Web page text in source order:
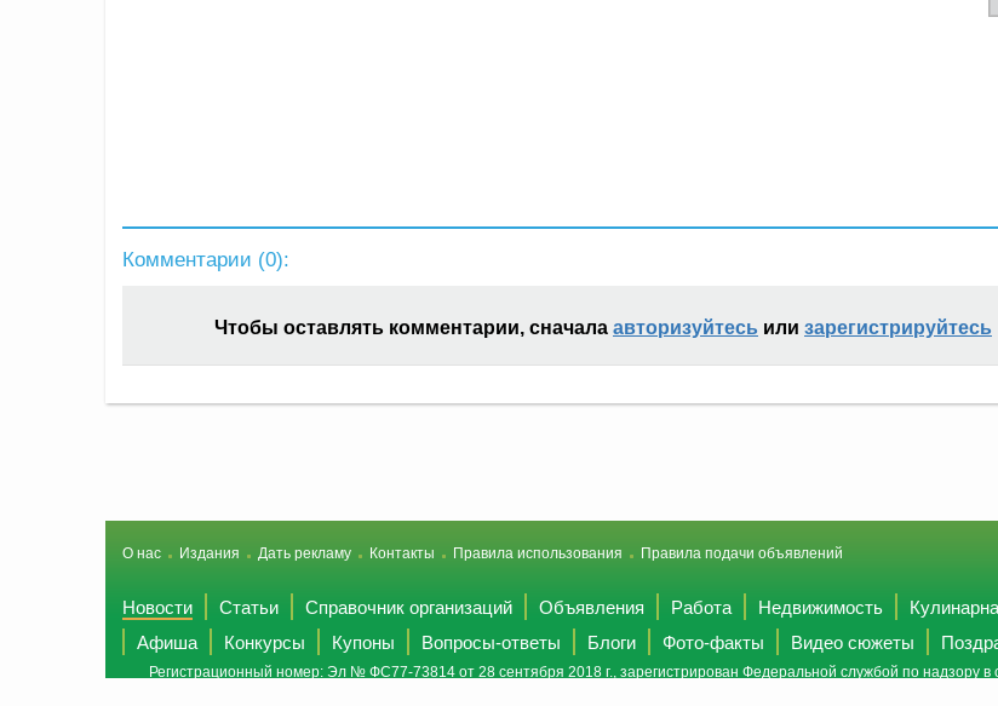
Комментарии (0):
Чтобы оставлять комментарии, сначала авторизуйтесь или зарегистрируйтесь
О нас Издания Дать рекламу Контакты Правила использования Правила подачи объявлений
Новости Статьи Справочник организаций Объявления Работа Недвижимость
Афиша
Конкурсы Купоны Вопросы-ответы Блоги Фото-факты Видео сюжеты
Регистрационный номер: Эл № ФС77-73814 от 28 сентября 2018 г., зарегистрирован Федеральной службой по надзору